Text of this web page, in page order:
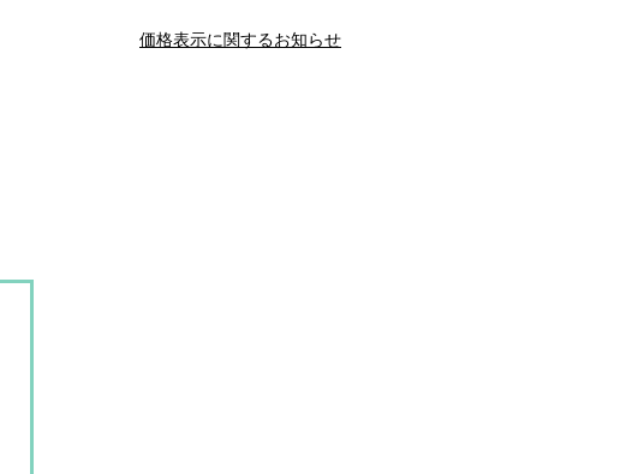
夫との関係
新津春子 どか食い
価格表示に関するお知らせ